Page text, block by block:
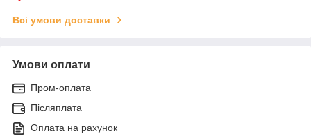
Всі умови доставки
Умови оплати
Пром-оплата
Післяплата
Оплата на рахунок